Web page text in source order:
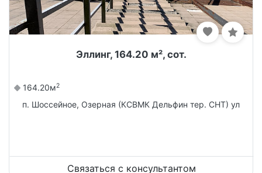
Эллинг, 164.20 м², сот.
164.20м2
п. Шоссейное, Озерная (КСВМК Дельфин тер. СНТ) ул
Связаться с консультантом